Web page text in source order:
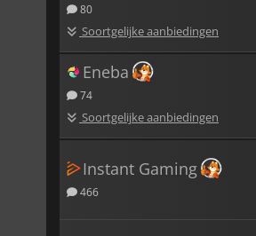
80
Soortgelijke aanbiedingen
Eneba
74
Soortgelijke aanbiedingen
Instant Gaming
466